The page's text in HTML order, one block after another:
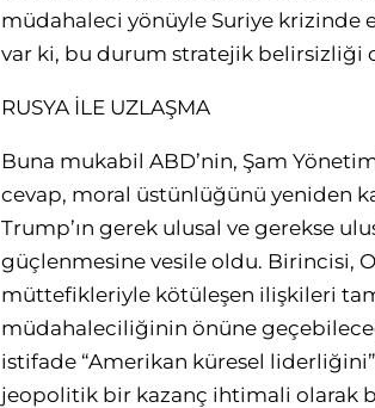
müdahaleci yönüyle Suriye krizinde
var ki, bu durum stratejik belirsizliği
RUSYA İLE UZLAŞMA
Buna mukabil ABD’nin, Şam
cevap, moral üstünlüğünü yeniden
Trump’ın gerek ulusal ve gerekse
güçlenmesine vesile oldu. Birincisi,
müttefikleriyle kötüleşen ilişkileri
müdahaleciliğinin önüne
istifade “Amerikan küresel
jeopolitik bir kazanç ihtimali olarak